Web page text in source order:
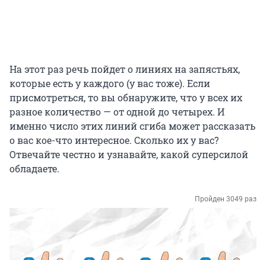
На этот раз речь пойдет о линиях на запястьях,
которые есть у каждого (у вас тоже). Если
присмотреться, то вы обнаружите, что у всех их
разное количество — от одной до четырех. И
именно число этих линий сгиба может рассказать
о вас кое-что интересное. Сколько их у вас?
Отвечайте честно и узнавайте, какой суперсилой
обладаете.
Пройден 3049 раз